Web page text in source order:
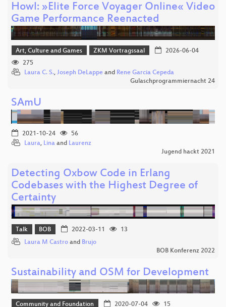
Howl: »Elite Force Voyager Online« Video
Game Performance Reenacted
Art, Culture and Games ZKM Vortragssaal
2026-06-04
275
Laura C. S., Joseph DeLappe and Rene Garcia Cepeda
Gulaschprogrammiernacht 24
SAmU
2021-10-24
56
Laura, Lina and Laurenz
Jugend hackt 2021
Detecting Oxbow Code in Erlang
Codebases with the Highest Degree of
Certainty
Talk BOB 2022-03-11
13
Laura M Castro and Brujo
BOB Konferenz 2022
Sustainability and OSM for Development
Community and Foundation 2020-07-04
15